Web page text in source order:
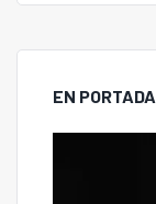
EN PORTADA